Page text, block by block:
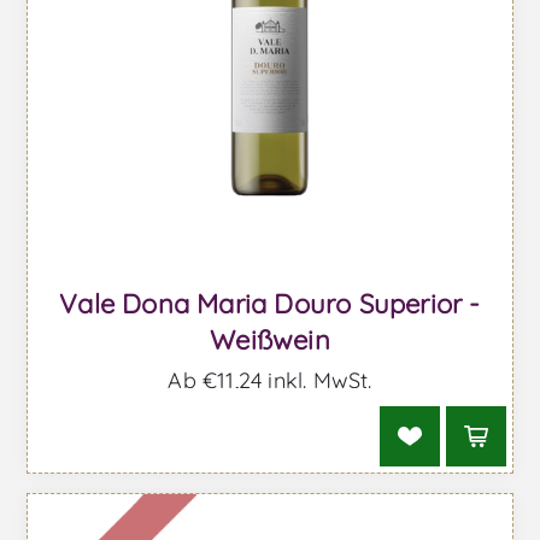
Vale Dona Maria Douro Superior -
Weißwein
Ab €11,24 inkl. MwSt.